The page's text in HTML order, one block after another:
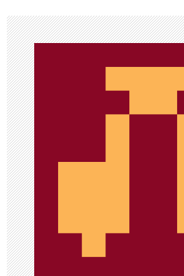
а
ц
и
я
п
о
з
а
п
и